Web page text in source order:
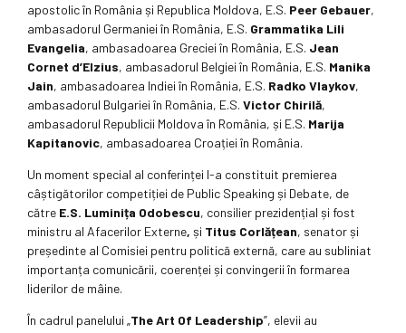
apostolic în România și Republica Moldova, E.S. Peer Gebauer,
ambasadorul Germaniei în România, E.S. Grammatika Lili
Evangelia, ambasadoarea Greciei în România, E.S. Jean
Cornet d’Elzius, ambasadorul Belgiei în România, E.S. Manika
Jain, ambasadoarea Indiei în România, E.S. Radko Vlaykov,
ambasadorul Bulgariei în România, E.S. Victor Chirilă,
ambasadorul Republicii Moldova în România, și E.S. Marija
Kapitanovic, ambasadoarea Croației în România.
Un moment special al conferinței l-a constituit premierea
câștigătorilor competiției de Public Speaking și Debate, de
către E.S. Luminița Odobescu, consilier prezidențial și fost
ministru al Afacerilor Externe, și Titus Corlățean, senator și
președinte al Comisiei pentru politică externă, care au subliniat
importanța comunicării, coerenței și convingerii în formarea
liderilor de mâine.
În cadrul panelului „The Art Of Leadership”, elevii au